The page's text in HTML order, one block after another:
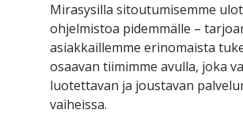
Mirasysilla sitoutumisemme
ohjelmistoa pidemmälle –
asiakkaillemme erinomaista
osaavan tiimimme avulla, joka
luotettavan ja joustavan
vaiheissa.